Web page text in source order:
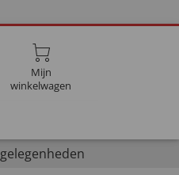
Mijn
winkelwagen